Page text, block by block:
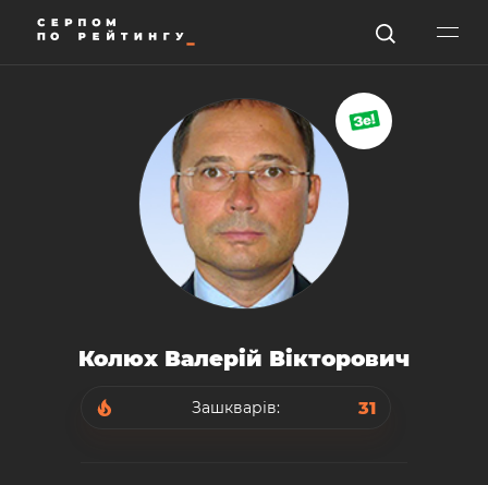
Колюх Валерій Вікторович
Зашкварів: 31